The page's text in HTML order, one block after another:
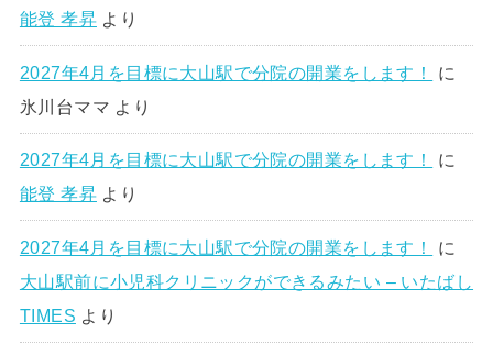
能登 孝昇より
2027年4月を目標に大山駅で分院の開業をします！
に
氷川台ママ より
2027年4月を目標に大山駅で分院の開業をします！
に
能登 孝昇より
2027年4月を目標に大山駅で分院の開業をします！
に
大山駅前に小児科クリニックができるみたい – いたばし
TIMES より